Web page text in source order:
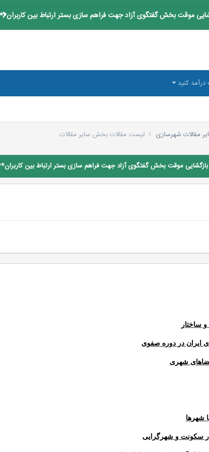
موقت بخش گفتگوی آزاد جهت فراهم سازی بستر ارتباط بین کاربران**
کنید
مقالات شهرسازی لیست مقالات بخش سایر مقالات
موقت بخش گفتگوی آزاد جهت فراهم سازی بستر ارتباط بین
ساختار
ایران در دوره صفوی
شهری
شهرها
سکونت و شهرگرایی